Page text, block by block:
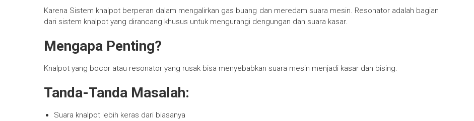
Karena Sistem knalpot berperan dalam mengalirkan gas buang dan meredam suara mesin. Resonator adalah bagian
dari sistem knalpot yang dirancang khusus untuk mengurangi dengungan dan suara kasar.
Mengapa Penting?
Knalpot yang bocor atau resonator yang rusak bisa menyebabkan suara mesin menjadi kasar dan bising.
Tanda-Tanda Masalah:
Suara knalpot lebih keras dari biasanya